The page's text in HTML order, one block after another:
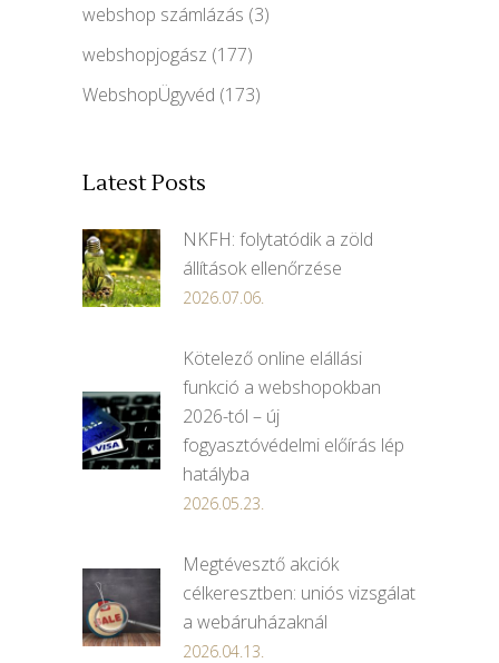
webshop számlázás (3)
webshopjogász (177)
WebshopÜgyvéd (173)
Latest Posts
NKFH: folytatódik a zöld
állítások ellenőrzése
2026.07.06.
Kötelező online elállási
funkció a webshopokban
2026-tól – új
fogyasztóvédelmi előírás lép
hatályba
2026.05.23.
Megtévesztő akciók
célkeresztben: uniós vizsgálat
a webáruházaknál
2026.04.13.